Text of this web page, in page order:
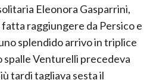
Eleonora Gasparrini,
fatta raggiungere da Persico e
splendido arrivo in triplice
spalle Venturelli precedeva
tardi tagliava sesta il